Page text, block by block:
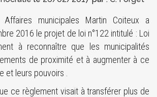
municipales Martin Coiteux a
2016 le projet de loi n°122 intitulé : Loi
à reconnaître que les municipalités
de proximité et à augmenter à ce
et leurs pouvoirs .
ce règlement visait à transférer plus de